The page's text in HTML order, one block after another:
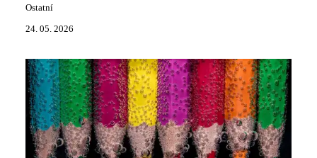
Ostatní
24. 05. 2026